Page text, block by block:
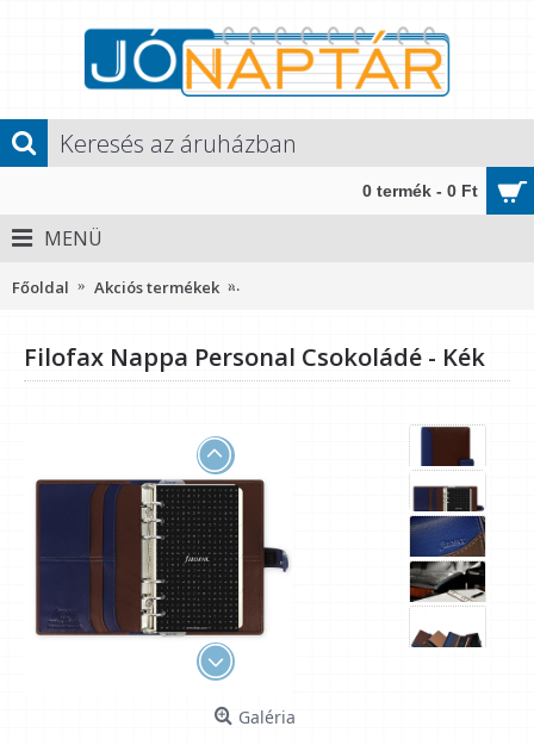
0 termék - 0 Ft
MENÜ
Főoldal Akciós termékek
Filofax Nappa Personal Csokoládé - Kék
Galéria